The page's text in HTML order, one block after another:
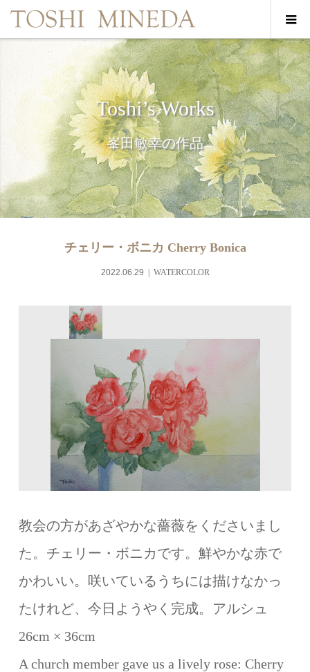
Toshi’s Works
峯田敏幸の作品
チェリー・ボニカ Cherry Bonica
2022.06.29 WATERCOLOR
教会の方があざやかな薔薇をくださいまし
た。チェリー・ボニカです。鮮やかな赤で
かわいい。咲いているうちには描けなかっ
たけれど、今日ようやく完成。アルシュ
26cm × 36cm
A church member gave us a lively rose: Cherry